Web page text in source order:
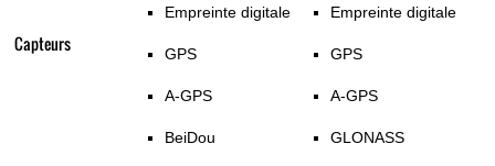
Capteurs
Empreinte digitale
GPS
A-GPS
BeiDou
Empreinte digitale
GPS
A-GPS
GLONASS